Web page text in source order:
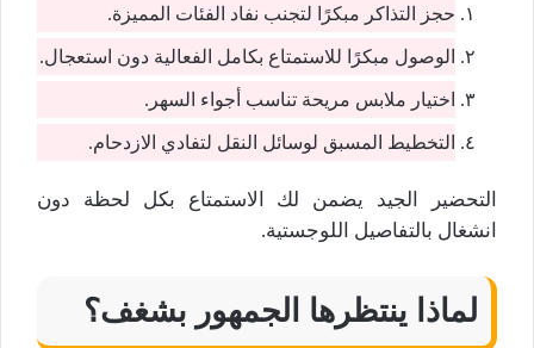
حجز التذاكر مبكرًا لتجنب نفاد الفئات المميزة.
الوصول مبكرًا للاستمتاع بكامل الفعالية دون استعجال.
اختيار ملابس مريحة تناسب أجواء السهر.
التخطيط المسبق لوسائل النقل لتفادي الازدحام.
التحضير الجيد يضمن لك الاستمتاع بكل لحظة دون
انشغال بالتفاصيل اللوجستية.
لماذا ينتظرها الجمهور بشغف؟